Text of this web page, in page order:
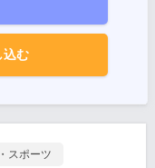
込む
スポーツ